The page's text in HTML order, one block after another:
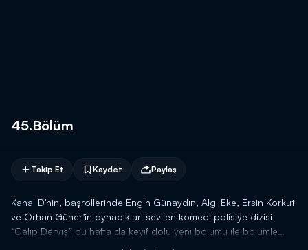
45.Bölüm
Takip Et Kaydet Paylaş
Kanal D’nin, başrollerinde Engin Günaydın, Algı Eke, Ersin Korkut
ve Orhan Güner’in oynadıkları sevilen komedi polisiye dizisi
“Galip Derviş” bu hafta da keyif dolu yeni bölümü ile bölümle